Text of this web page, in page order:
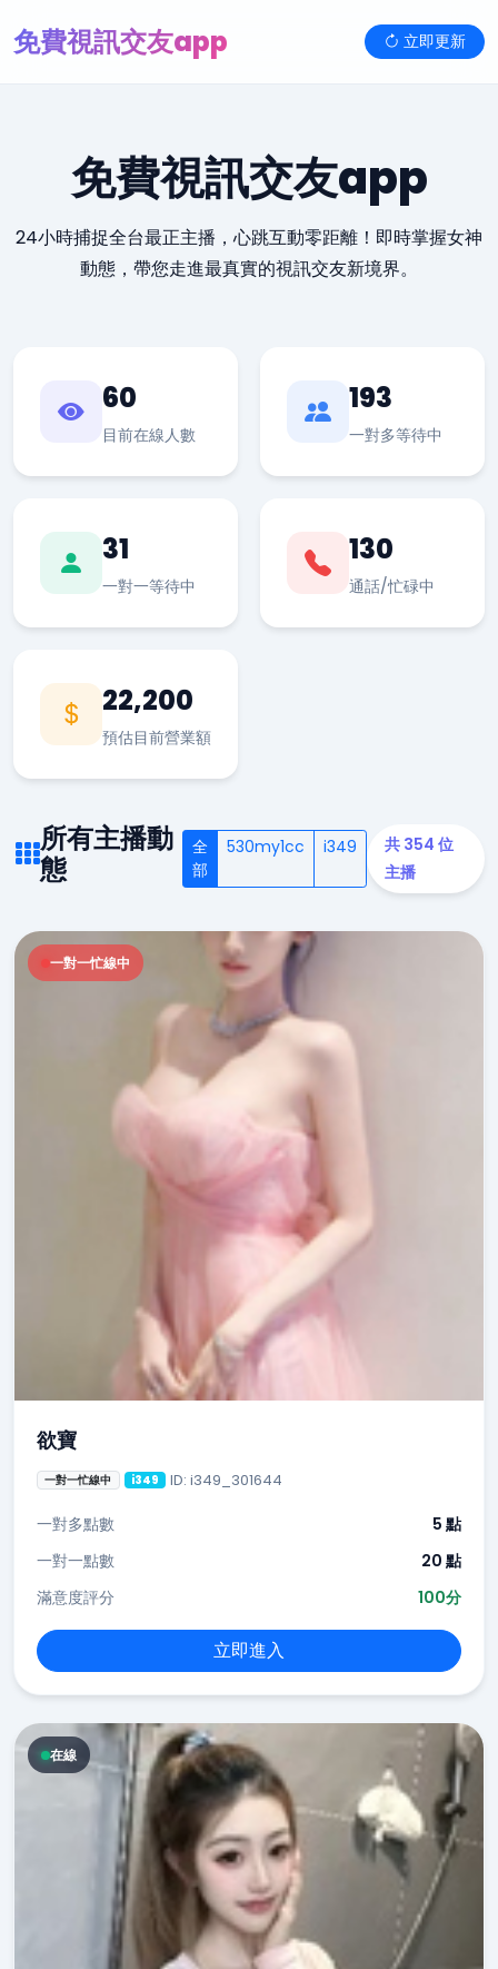
免費視訊交友app 立即更新
免費視訊交友app
24小時捕捉全台最正主播，心跳互動零距離！即時掌握女神
動態，帶您走進最真實的視訊交友新境界。
60
目前在線人數
193
一對多等待中
31
一對一等待中
130
通話/忙碌中
22,200
預估目前營業額
所有主播動
態
全
部
530my1cc i349
共 354 位
主播
一對一忙線中
欲寶
一對一忙線中 i349 ID: i349_301644
一對多點數
5 點
一對一點數
20 點
滿意度評分
100分
立即進入
在線